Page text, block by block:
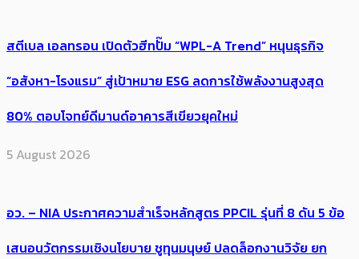
สตีเบล เอลทรอน เปิดตัวฮีทปั๊ม “WPL-A Trend” หนุนธุรกิจ
“อสังหา-โรงแรม” สู่เป้าหมาย ESG ลดการใช้พลังงานสูงสุด
80% ตอบโจทย์ดีมานด์อาคารสีเขียวยุคใหม่
5 August 2026
อว. – NIA ประกาศความสำเร็จหลักสูตร PPCIL รุ่นที่ 8 ดัน 5 ข้อ
เสนอนวัตกรรมเชิงนโยบาย ชูทุนมนุษย์ ปลดล็อกงานวิจัย ยก